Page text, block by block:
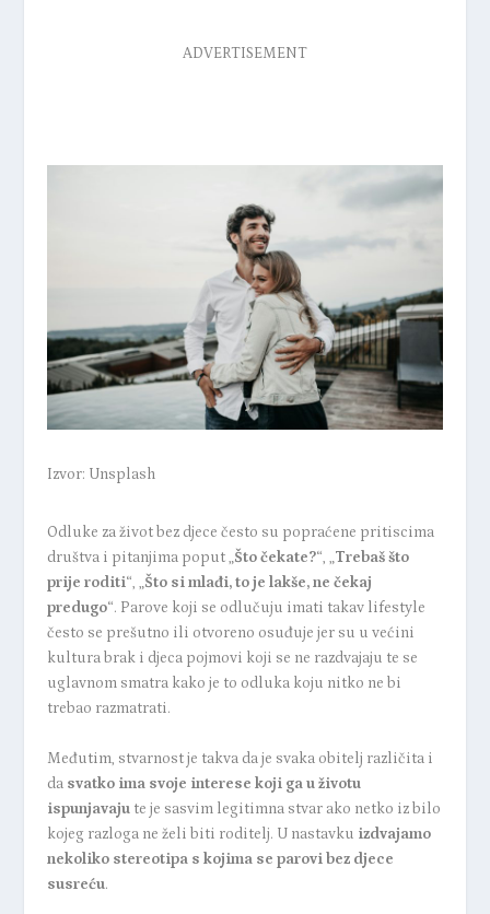
ADVERTISEMENT
Izvor: Unsplash
Odluke za život bez djece često su popraćene pritiscima
društva i pitanjima poput „Što čekate?“, „Trebaš što
prije roditi“, „Što si mlađi, to je lakše, ne čekaj
predugo“. Parove koji se odlučuju imati takav lifestyle
često se prešutno ili otvoreno osuđuje jer su u većini
kultura brak i djeca pojmovi koji se ne razdvajaju te se
uglavnom smatra kako je to odluka koju nitko ne bi
trebao razmatrati.
Međutim, stvarnost je takva da je svaka obitelj različita i
da svatko ima svoje interese koji ga u životu
ispunjavajute je sasvim legitimna stvar ako netko iz bilo
kojeg razloga ne želi biti roditelj. U nastavku izdvajamo
nekoliko stereotipa s kojima se parovi bez djece
susreću.